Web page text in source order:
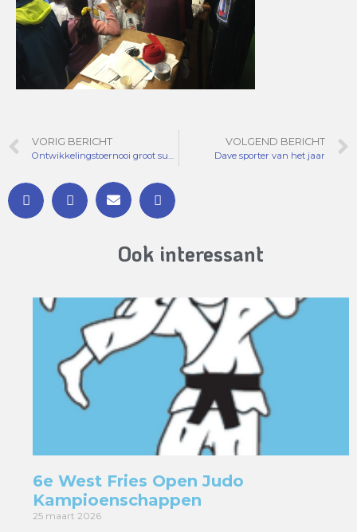
VORIG BERICHT
Ontwikkelingstoernooi groot succes!
VOLGEND BERICHT
Dave sporter van het jaar
Ook interessant
6e West Fries Open Judo
Kampioenschappen
25 maart 2026